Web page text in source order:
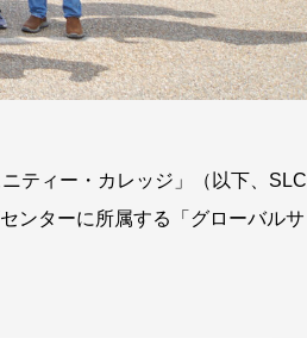
ティー・カレッジ」（以下、SLC
ンターに所属する「グローバルサ